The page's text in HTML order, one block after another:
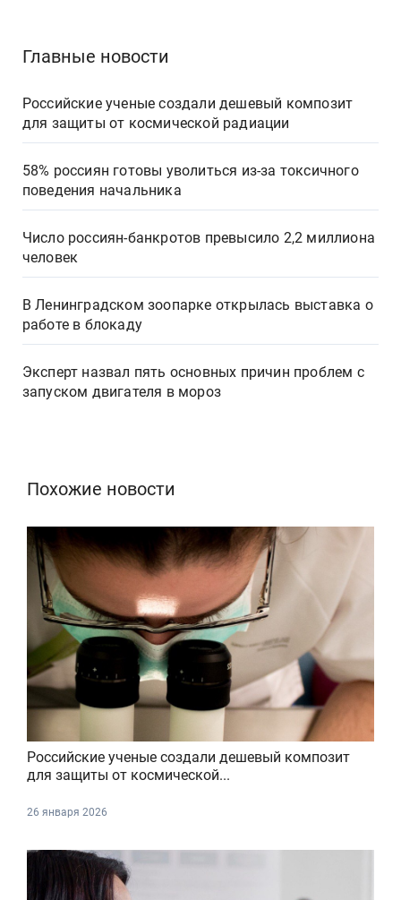
Главные новости
Российские ученые создали дешевый композит
для защиты от космической радиации
58% россиян готовы уволиться из-за токсичного
поведения начальника
Число россиян-банкротов превысило 2,2 миллиона
человек
В Ленинградском зоопарке открылась выставка о
работе в блокаду
Эксперт назвал пять основных причин проблем с
запуском двигателя в мороз
Похожие новости
Российские ученые создали дешевый композит
для защиты от космической...
26 января 2026